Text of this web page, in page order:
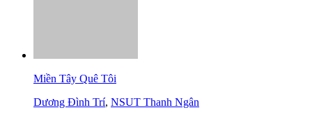
Miền Tây Quê Tôi
Dương Đình Trí, NSUT Thanh Ngân